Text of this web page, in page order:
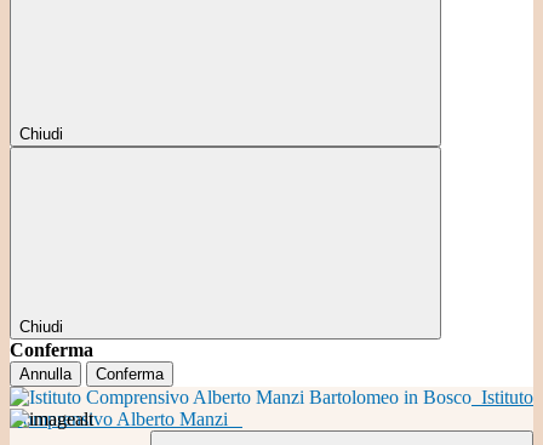
Chiudi
Chiudi
Conferma
Annulla Conferma
Istituto
Comprensivo Alberto Manzi